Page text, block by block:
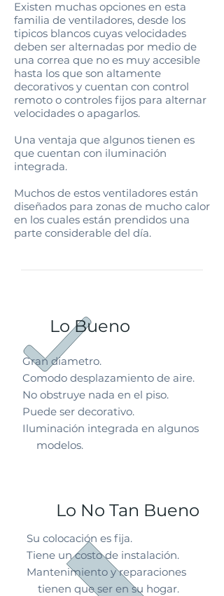
Existen muchas opciones en esta
familia de ventiladores, desde los
tipicos blancos cuyas velocidades
deben ser alternadas por medio de
una correa que no es muy accesible
hasta los que son altamente
decorativos y cuentan con control
remoto o controles fijos para alternar
velocidades o apagarlos.
Una ventaja que algunos tienen es
que cuentan con iluminación
integrada.
Muchos de estos ventiladores están
diseñados para zonas de mucho calor
en los cuales están prendidos una
parte considerable del día.
Lo Bueno
Gran diametro.
Comodo desplazamiento de aire.
No obstruye nada en el piso.
Puede ser decorativo.
Iluminación integrada en algunos
modelos.
Lo No Tan Bueno
Su colocación es fija.
Tiene un costo de instalación.
Mantenimiento y reparaciones
tienen que ser en su hogar.